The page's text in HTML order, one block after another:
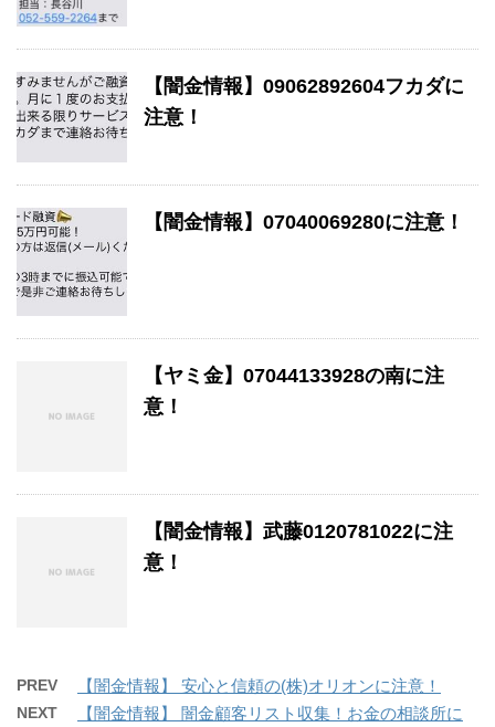
【闇金情報】09062892604フカダに
注意！
【闇金情報】07040069280に注意！
【ヤミ金】07044133928の南に注
意！
【闇金情報】武藤0120781022に注
意！
PREV 【闇金情報】 安心と信頼の(株)オリオンに注意！
NEXT
【闇金情報】 闇金顧客リスト収集！お金の相談所に